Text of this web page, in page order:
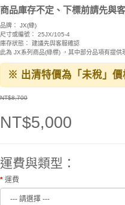
商品庫存不定、下標前請先與
品牌： JX(綠)
尺寸或編號： 25JX/105-4
庫存狀態： 建議先與客服確認
此為 JX系列商品(綠標) ，其中部分品項有提
※ 出清特價為「未稅」
NT$8,700
NT$5,000
運費與類型：
運費